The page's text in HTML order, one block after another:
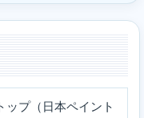
ップ（日本ペイント